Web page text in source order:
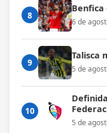
8
Benfica
6 de
9
Talisca
5 de
10
5 de